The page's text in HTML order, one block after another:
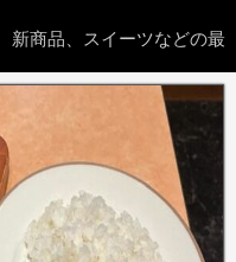
新商品、スイーツなどの最